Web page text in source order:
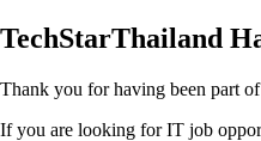
TechStarThailand
Thank you for having been part
If you are looking for IT job